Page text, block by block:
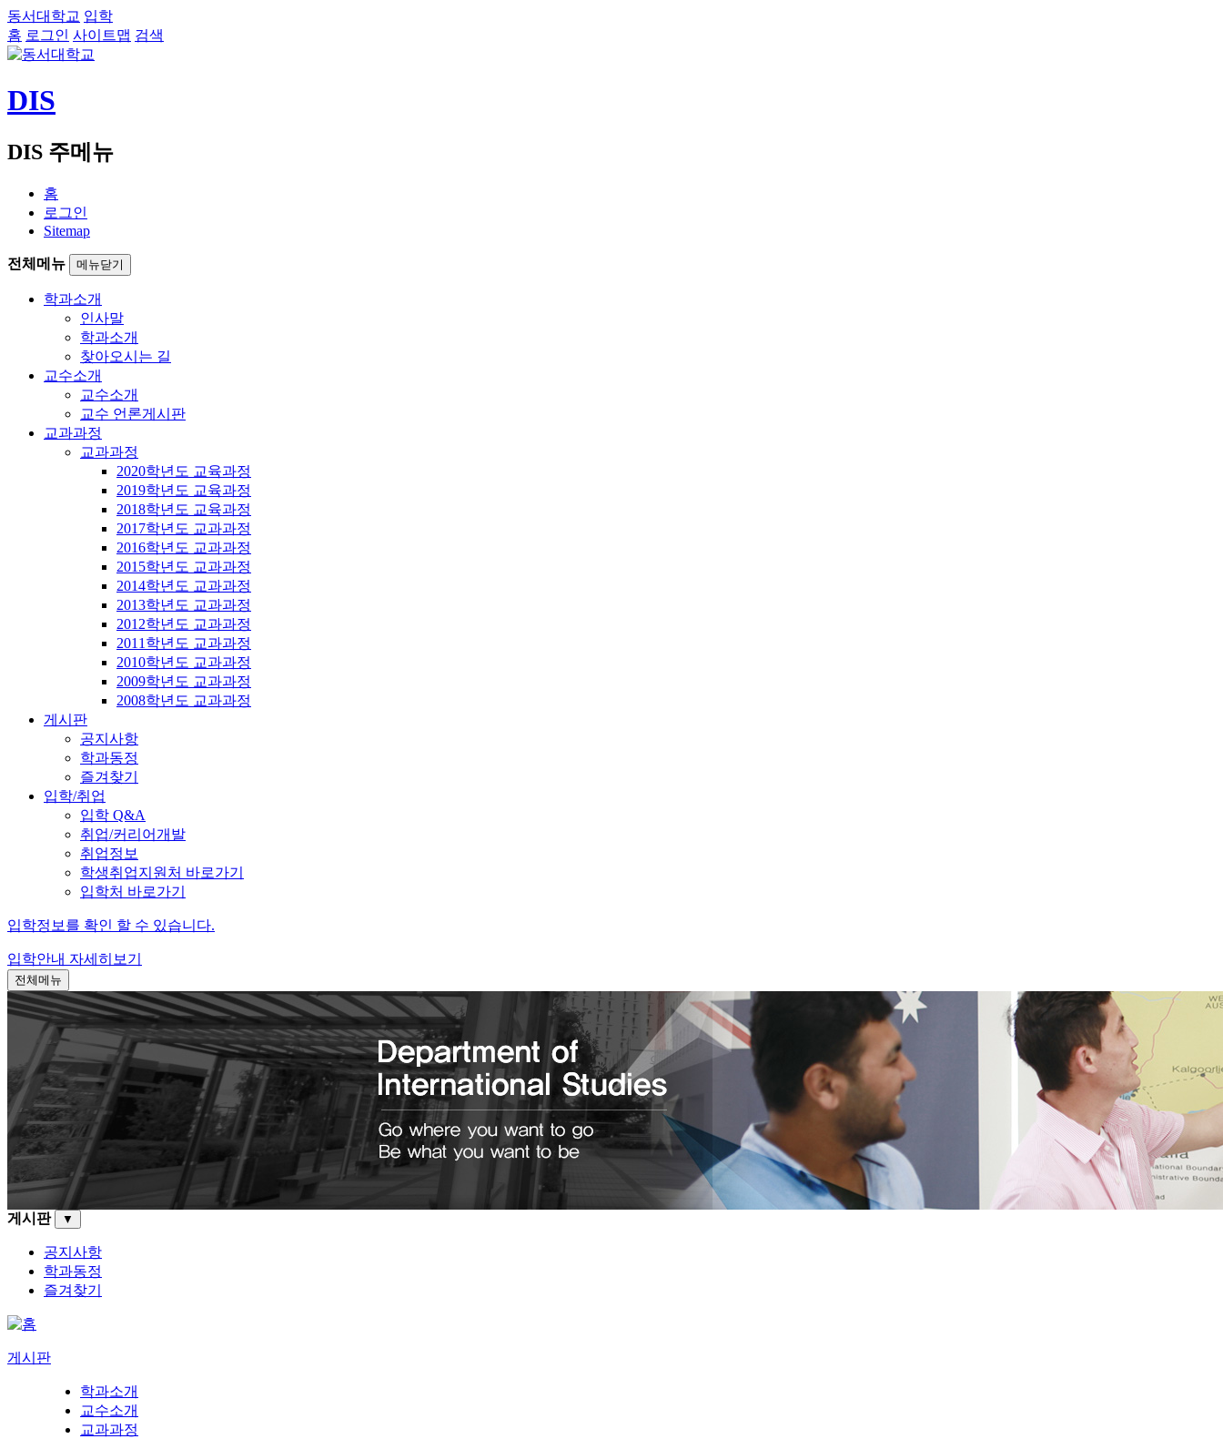
동서대학교 입학
홈 로그인 사이트맵 검색
DIS
DIS 주메뉴
홈
로그인
Sitemap
전체메뉴 메뉴닫기
학과소개
인사말
학과소개
찾아오시는 길
교수소개
교수소개
교수 언론게시판
교과과정
교과과정
2020학년도 교육과정
2019학년도 교육과정
2018학년도 교육과정
2017학년도 교과과정
2016학년도 교과과정
2015학년도 교과과정
2014학년도 교과과정
2013학년도 교과과정
2012학년도 교과과정
2011학년도 교과과정
2010학년도 교과과정
2009학년도 교과과정
2008학년도 교과과정
게시판
공지사항
학과동정
즐겨찾기
입학/취업
입학 Q&A
취업/커리어개발
취업정보
학생취업지원처 바로가기
입학처 바로가기
입학정보를 확인 할 수 있습니다.
입학안내 자세히보기
전체메뉴
게시판 ▼
공지사항
학과동정
즐겨찾기
게시판
학과소개
교수소개
교과과정